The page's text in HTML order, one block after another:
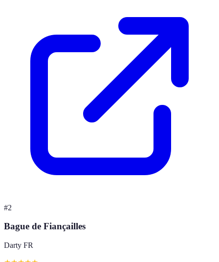
#2
Bague de Fiançailles
Darty FR